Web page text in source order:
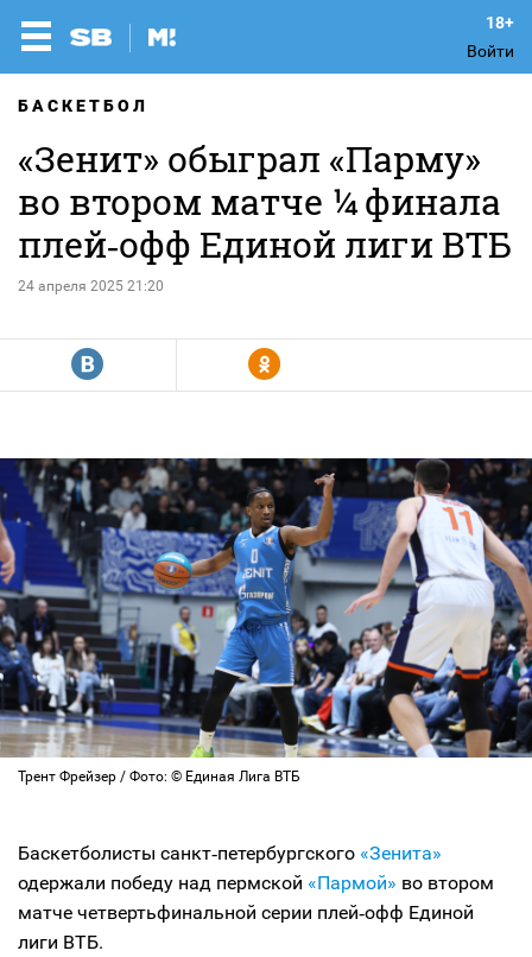
Войти
БАСКЕТБОЛ
«Зенит» обыграл «Парму»
во втором матче ¼ финала
плей‑офф Единой лиги ВТБ
24 апреля 2025 21:20
R Y
Трент Фрейзер / Фото: © Единая Лига ВТБ
Баскетболисты санкт‑петербургского «Зенита»
одержали победу над пермской «Пармой» во втором
матче четвертьфинальной серии плей‑офф Единой
лиги ВТБ.